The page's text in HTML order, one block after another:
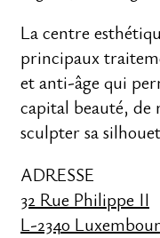
La centre
principaux
et anti-âge qui
capital beauté, de
sculpter sa
ADRESSE
32 Rue Philippe II
L-2340